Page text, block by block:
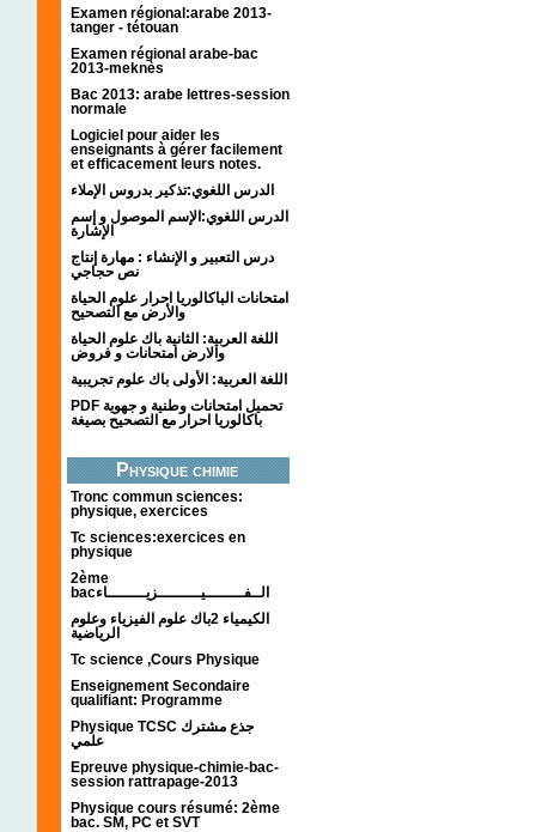
Examen régional:arabe 2013-
tanger - tétouan
Examen régional arabe-bac
2013-meknès
Bac 2013: arabe lettres-session
normale
Logiciel pour aider les
enseignants à gérer facilement
et efficacement leurs notes.
الدرس اللغوي:تذكير بدروس الإملاء
الدرس اللغوي:الإسم الموصول و إسم
الإشارة
درس التعبير و الإنشاء : مهارة إنتاج
نص حجاجي
امتحانات الباكالوريا احرار علوم الحياة
والأرض مع التصحيح
اللغة العربية: الثانية باك علوم الحياة
والارض امتحانات و فروض
اللغة العربية: الأولى باك علوم تجريبية
PDF تحميل امتحانات وطنية و جهوية
باكالوريا احرار مع التصحيح بصيغة
Physique chimie
Tronc commun sciences:
physique, exercices
Tc sciences:exercices en
physique
2ème
bacالــفــــــــيـــــــــزيــــــــاء
الكيمياء 2باك علوم الفيزياء وعلوم
الرياضية
Tc science ,Cours Physique
Enseignement Secondaire
qualifiant: Programme
Physique TCSC جذع مشترك
علمي
Epreuve physique-chimie-bac-
session rattrapage-2013
Physique cours résumé: 2ème
bac. SM, PC et SVT